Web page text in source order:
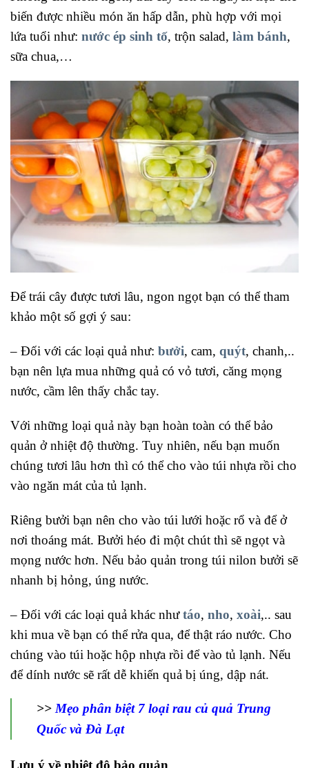
biến được nhiều món ăn hấp dẫn, phù hợp với mọi
lứa tuổi như: nước ép sinh tố, trộn salad, làm bánh,
sữa chua,…
Để trái cây được tươi lâu, ngon ngọt bạn có thể tham
khảo một số gợi ý sau:
– Đối với các loại quả như: bưởi, cam, quýt, chanh,..
bạn nên lựa mua những quả có vỏ tươi, căng mọng
nước, cầm lên thấy chắc tay.
Với những loại quả này bạn hoàn toàn có thể bảo
quản ở nhiệt độ thường. Tuy nhiên, nếu bạn muốn
chúng tươi lâu hơn thì có thể cho vào túi nhựa rồi cho
vào ngăn mát của tủ lạnh.
Riêng bưởi bạn nên cho vào túi lưới hoặc rổ và để ở
nơi thoáng mát. Bưởi héo đi một chút thì sẽ ngọt và
mọng nước hơn. Nếu bảo quản trong túi nilon bưởi sẽ
nhanh bị hỏng, úng nước.
– Đối với các loại quả khác nhưtáo, nho, xoài,.. sau
khi mua về bạn có thể rửa qua, để thật ráo nước. Cho
chúng vào túi hoặc hộp nhựa rồi để vào tủ lạnh. Nếu
để dính nước sẽ rất dễ khiến quả bị úng, dập nát.
>>Mẹo phân biệt 7 loại rau củ quả Trung
Quốc và Đà Lạt